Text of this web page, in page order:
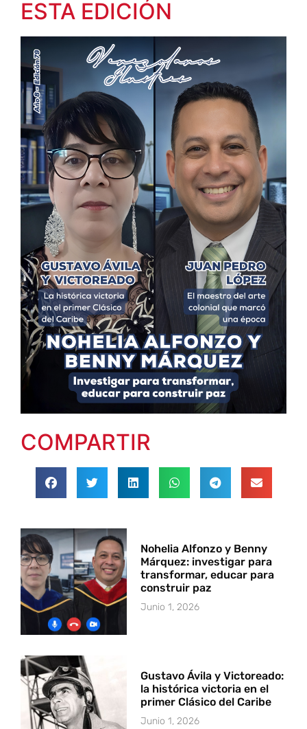
ESTA EDICIÓN
COMPARTIR
Nohelia Alfonzo y Benny
Márquez: investigar para
transformar, educar para
construir paz
Junio 1, 2026
Gustavo Ávila y Victoreado:
la histórica victoria en el
primer Clásico del Caribe
Junio 1, 2026